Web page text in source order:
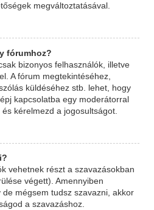
megváltoztatásával.
fórumhoz?
bizonyos felhasználók, illetve
A fórum megtekintéséhez,
küldéséhez stb. lehet, hogy
kapcsolatba egy moderátorral
kérelmezd a jogosultságot.
vehetnek részt a szavazásokban
végett). Amennyiben
mégsem tudsz szavazni, akkor
a szavazáshoz.